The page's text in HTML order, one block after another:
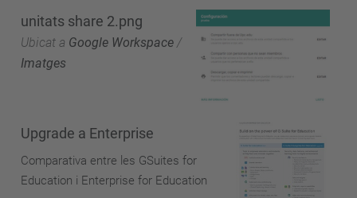
unitats share 2.png
Ubicat a Google Workspace /
Imatges
Upgrade a Enterprise
Comparativa entre les GSuites for
Education i Enterprise for Education